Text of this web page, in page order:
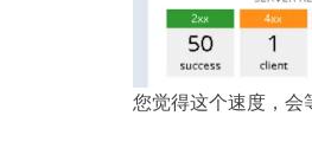
您觉得这个速度，会